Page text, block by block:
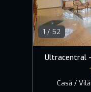
1 / 52
Ultracentral -
Casă /